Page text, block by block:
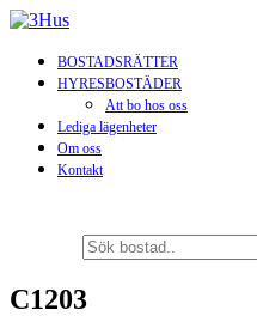
BOSTADSRÄTTER
HYRESBOSTÄDER
Att bo hos oss
Lediga lägenheter
Om oss
Kontakt
C1203